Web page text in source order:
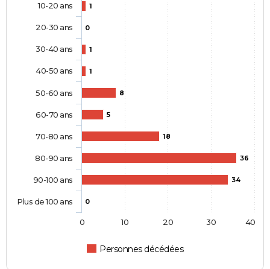
1
0
1
1
8
5
18
36
34
0
Personnes décédées
10-20 ans
20-30 ans
30-40 ans
40-50 ans
50-60 ans
60-70 ans
70-80 ans
80-90 ans
90-100 ans
Plus de 100 ans
0 10 20 30 40